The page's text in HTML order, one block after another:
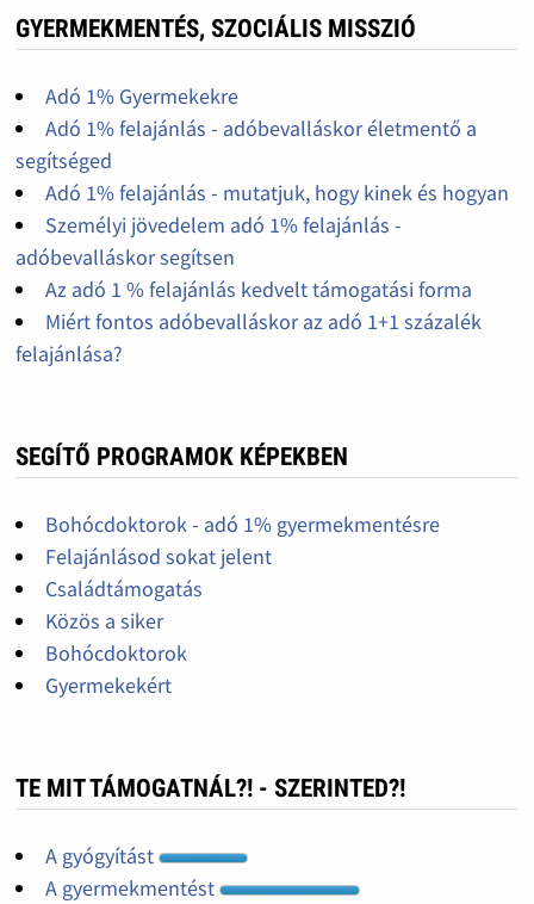
GYERMEKMENTÉS, SZOCIÁLIS MISSZIÓ
Adó 1% Gyermekekre
Adó 1% felajánlás - adóbevalláskor életmentő a
segítséged
Adó 1% felajánlás - mutatjuk, hogy kinek és hogyan
Személyi jövedelem adó 1% felajánlás -
adóbevalláskor segítsen
Az adó 1 % felajánlás kedvelt támogatási forma
Miért fontos adóbevalláskor az adó 1+1 százalék
felajánlása?
SEGÍTŐ PROGRAMOK KÉPEKBEN
Bohócdoktorok - adó 1% gyermekmentésre
Felajánlásod sokat jelent
Családtámogatás
Közös a siker
Bohócdoktorok
Gyermekekért
TE MIT TÁMOGATNÁL?! - SZERINTED?!
A gyógyítást
A gyermekmentést